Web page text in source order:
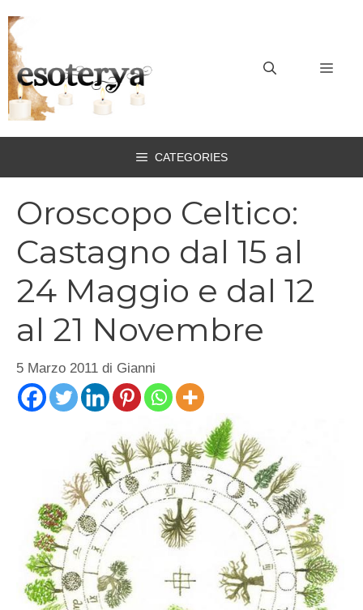
al
contenuto
CATEGORIES
Oroscopo Celtico:
Castagno dal 15 al
24 Maggio e dal 12
al 21 Novembre
5 Marzo 2011 di Gianni